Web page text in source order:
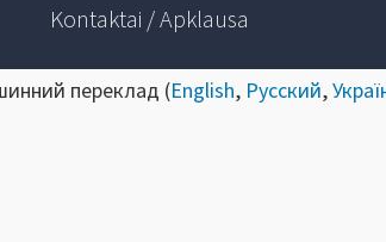
Kontaktai / Apklausa
переклад (English, Русский,